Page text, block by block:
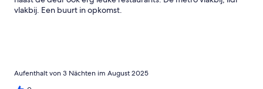
vlakbij. Een buurt in opkomst.
Aufenthalt von 3 Nächten im August 2025